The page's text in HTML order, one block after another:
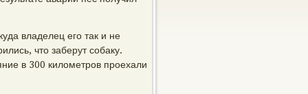
владелец его так и не
что заберут собаку.
в 300 километров проехали